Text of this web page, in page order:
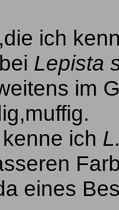
ich
Lepista
im
ich
eines